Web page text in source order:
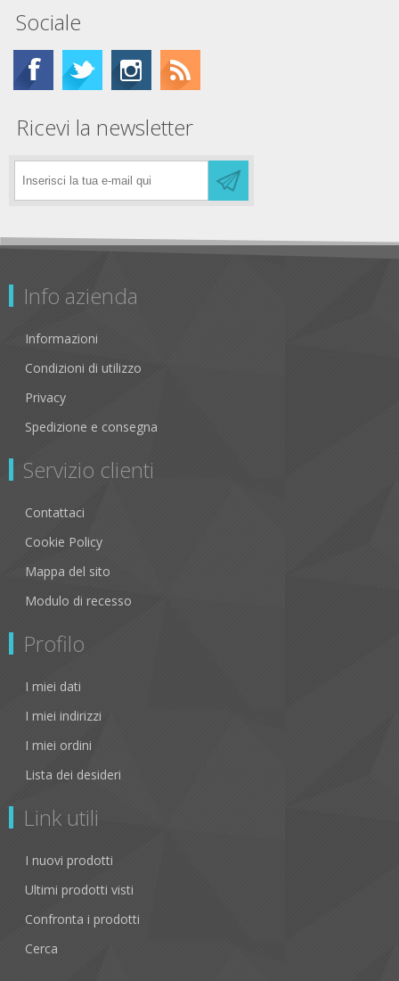
Sociale
Ricevi la newsletter
Info azienda
Informazioni
Condizioni di utilizzo
Privacy
Spedizione e consegna
Servizio clienti
Contattaci
Cookie Policy
Mappa del sito
Modulo di recesso
Profilo
I miei dati
I miei indirizzi
I miei ordini
Lista dei desideri
Link utili
I nuovi prodotti
Ultimi prodotti visti
Confronta i prodotti
Cerca